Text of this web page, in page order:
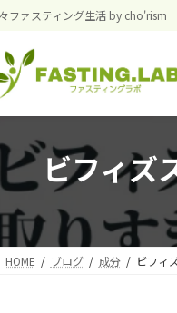
ファスティング生活 by cho'rism
ビフィズ
HOME ブログ 成分 ビフィ